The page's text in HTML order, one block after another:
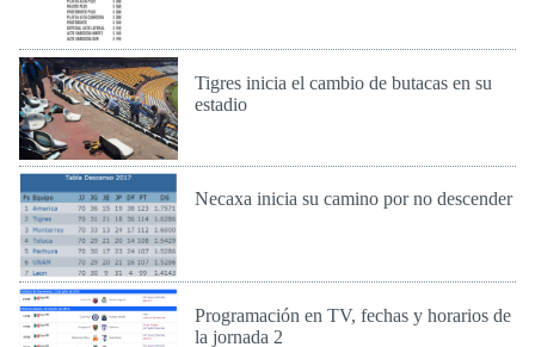
Tigres inicia el cambio de butacas en su
estadio
Necaxa inicia su camino por no descender
Programación en TV, fechas y horarios de
la jornada 2